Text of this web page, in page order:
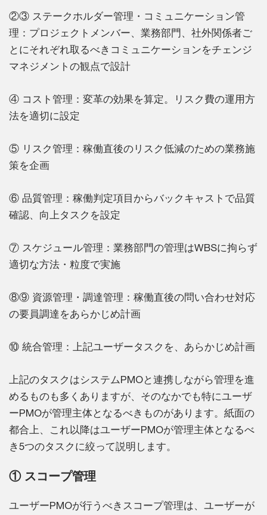
②③ ステークホルダー管理・コミュニケーション管
理：プロジェクトメンバー、業務部門、社外関係者ご
とにそれぞれ取るべきコミュニケーションをチェンジ
マネジメントの観点で設計
④ コスト管理：変革の効果を算定。リスク費の運用方
法を適切に設定
⑤ リスク管理：稼働直後のリスク低減のための業務施
策を企画
⑥ 品質管理：稼働判定項目からバックキャストで品質
確認、向上タスクを設定
⑦ スケジュール管理：業務部門の管理はWBSに拘らず
適切な方法・粒度で実施
⑧⑨ 資源管理・調達管理：稼働直後の問い合わせ対応
の要員調達をあらかじめ計画
⑩ 統合管理：上記ユーザータスクを、あらかじめ計画
上記のタスクはシステムPMOと連携しながら管理を進
めるものも多くありますが、そのなかでも特にユーザ
ーPMOが管理主体となるべきものがあります。紙面の
都合上、これ以降はユーザーPMOが管理主体となるべ
き5つのタスクに絞って説明します。
① スコープ管理
ユーザーPMOが行うべきスコープ管理は、ユーザーが